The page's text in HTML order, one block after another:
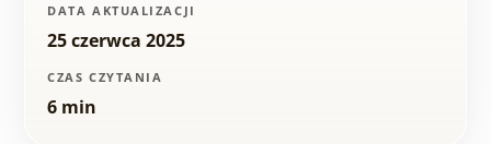
DATA AKTUALIZACJI
25 czerwca 2025
CZAS CZYTANIA
6 min